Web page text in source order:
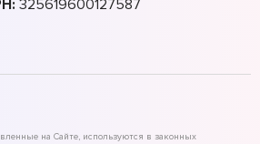
325619600127587
на Сайте, используются в законных